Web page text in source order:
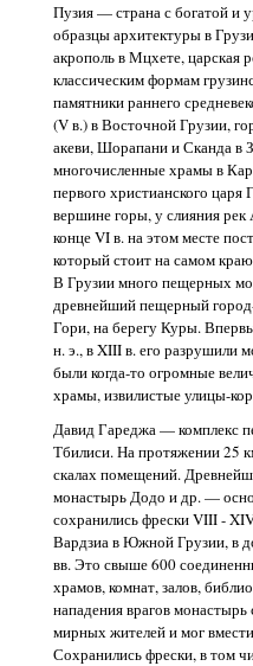
Пузия — страна с богатой и
образцы архитектуры в
акрополь в Мцхете, царская
классическим формам
памятники раннего
(V в.) в Восточной Грузии,
акеви, Шорапани и Сканда в
многочисленные храмы в
первого христианского царя
вершине горы, у слияния
конце VI в. на этом месте
который стоит на самом
В Грузии много пещерных
древнейший пещерный
Гори, на берегу Куры.
н. э., в XIII в. его разрушили
были когда-то огромные
храмы, извилистые улицы-
Давид Гареджа — комплекс
Тбилиси. На протяжении 25
скалах помещений.
монастырь Додо и др. —
сохранились фрески VIII -
Вардзиа в Южной Грузии, в
вв. Это свыше 600
храмов, комнат, залов,
нападения врагов
мирных жителей и мог
Сохранились фрески, в том